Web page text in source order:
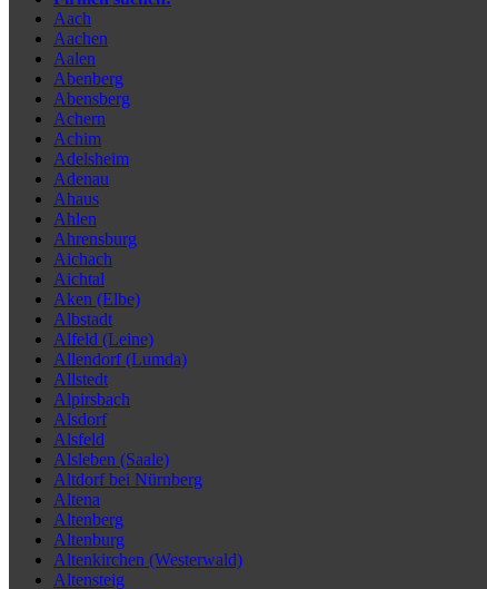
Aach
Aachen
Aalen
Abenberg
Abensberg
Achern
Achim
Adelsheim
Adenau
Ahaus
Ahlen
Ahrensburg
Aichach
Aichtal
Aken (Elbe)
Albstadt
Alfeld (Leine)
Allendorf (Lumda)
Allstedt
Alpirsbach
Alsdorf
Alsfeld
Alsleben (Saale)
Altdorf bei Nürnberg
Altena
Altenberg
Altenburg
Altenkirchen (Westerwald)
Altensteig